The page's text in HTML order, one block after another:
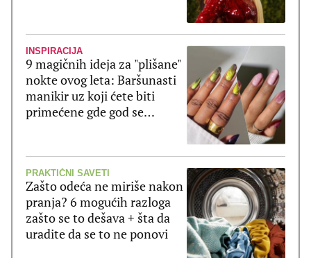
INSPIRACIJA
9 magičnih ideja za "plišane"
nokte ovog leta: Baršunasti
manikir uz koji ćete biti
primećene gde god se
PRAKTIČNI SAVETI
Zašto odeća ne miriše nakon
pranja? 6 mogućih razloga
zašto se to dešava + šta da
uradite da se to ne ponovi